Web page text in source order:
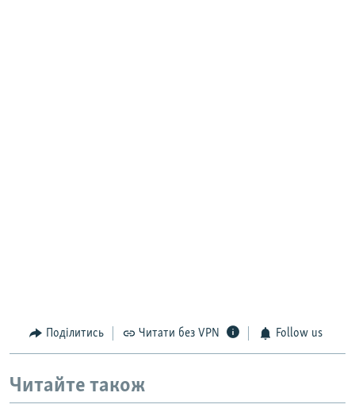
Поділитись Читати без VPN Follow us
Читайте також